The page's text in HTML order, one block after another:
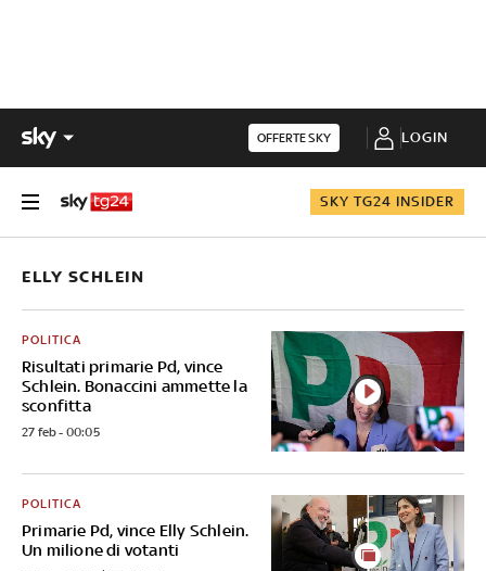
OFFERTE SKY LOGIN
SKY TG24 INSIDER
ELLY SCHLEIN
Risultati primarie Pd, vince
Schlein. Bonaccini ammette la
sconfitta
POLITICA
27 feb - 00:05
Primarie Pd, vince Elly Schlein.
Un milione di votanti
POLITICA